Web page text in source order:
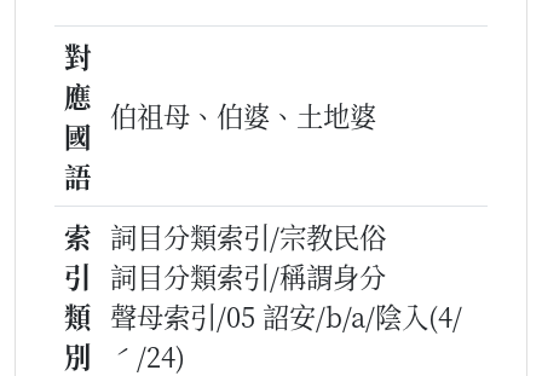
對
應
國
語
伯祖母、伯婆、土地婆
索
引
類
別
詞目分類索引/宗教民俗
詞目分類索引/稱謂身分
聲母索引/05 詔安/b/a/陰入(4/
ˊ/24)